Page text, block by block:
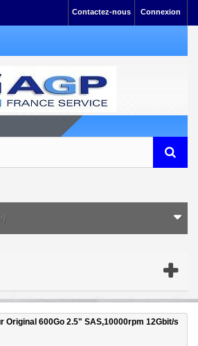
Connexion
Contactez-nous
Original 600Go 2.5" SAS,10000rpm 12Gbit/s